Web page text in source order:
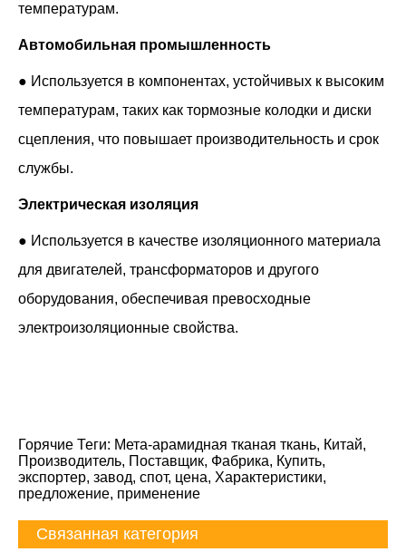
температурам.
Автомобильная промышленность
● Используется в компонентах, устойчивых к высоким
температурам, таких как тормозные колодки и диски
сцепления, что повышает производительность и срок
службы.
Электрическая изоляция
● Используется в качестве изоляционного материала
для двигателей, трансформаторов и другого
оборудования, обеспечивая превосходные
электроизоляционные свойства.
Горячие Теги: Мета-арамидная тканая ткань, Китай,
Производитель, Поставщик, Фабрика, Купить,
экспортер, завод, спот, цена, Характеристики,
предложение, применение
Связанная категория